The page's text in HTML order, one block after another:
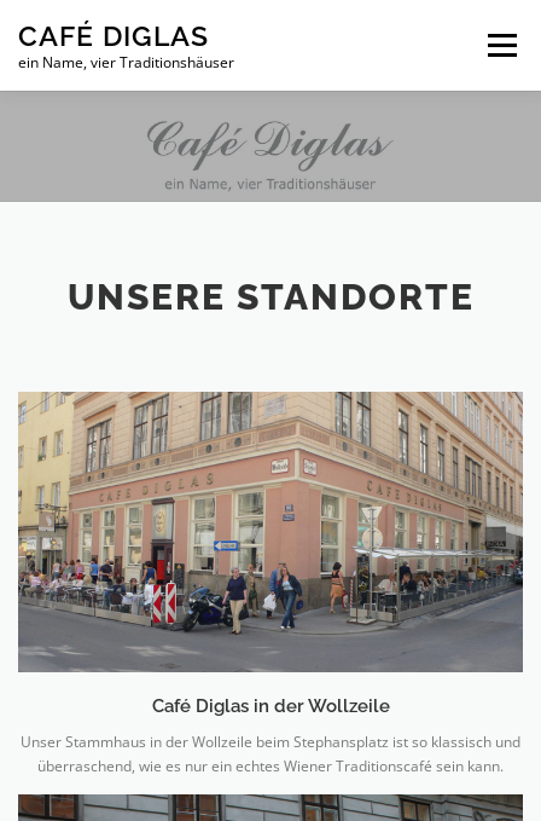
Inhalt
springen
CAFÉ DIGLAS
ein Name, vier Traditionshäuser
Menü
UNSERE STANDORTE
Café Diglas in der Wollzeile
Unser Stammhaus in der Wollzeile beim Stephansplatz ist so klassisch und
überraschend, wie es nur ein echtes Wiener Traditionscafé sein kann.